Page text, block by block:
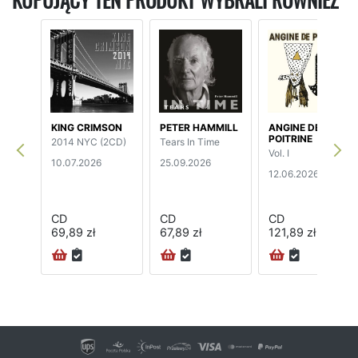
KING CRIMSON
2014 NYC (2CD)
10.07.2026
CD
69,89 zł
PETER HAMMILL
Tears In Time
25.09.2026
CD
67,89 zł
ANGINE DE
POITRINE
Vol. I
12.06.2026
CD
121,89 zł